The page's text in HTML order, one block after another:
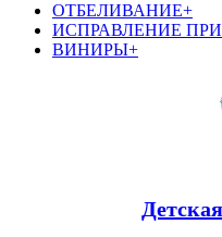
ОТБЕЛИВАНИЕ+
ИСПРАВЛЕНИЕ
ВИНИРЫ+